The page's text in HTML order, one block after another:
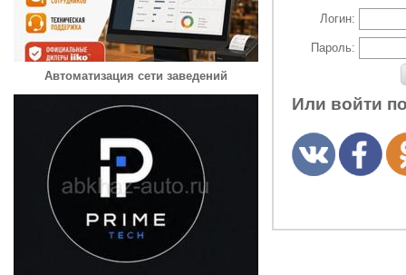
Автоматизация сети заведений
Логин:
Пароль:
Или войти